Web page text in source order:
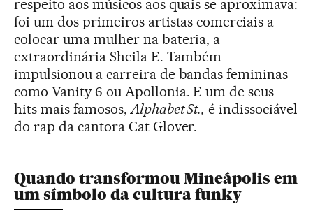
respeito aos músicos aos quais se aproximava:
foi um dos primeiros artistas comerciais a
colocar uma mulher na bateria, a
extraordinária Sheila E. Também
impulsionou a carreira de bandas femininas
como Vanity 6 ou Apollonia. E um de seus
hits mais famosos,Alphabet St., é indissociável
do rap da cantora Cat Glover.
Quando transformou Mineápolis em
um símbolo da cultura funky